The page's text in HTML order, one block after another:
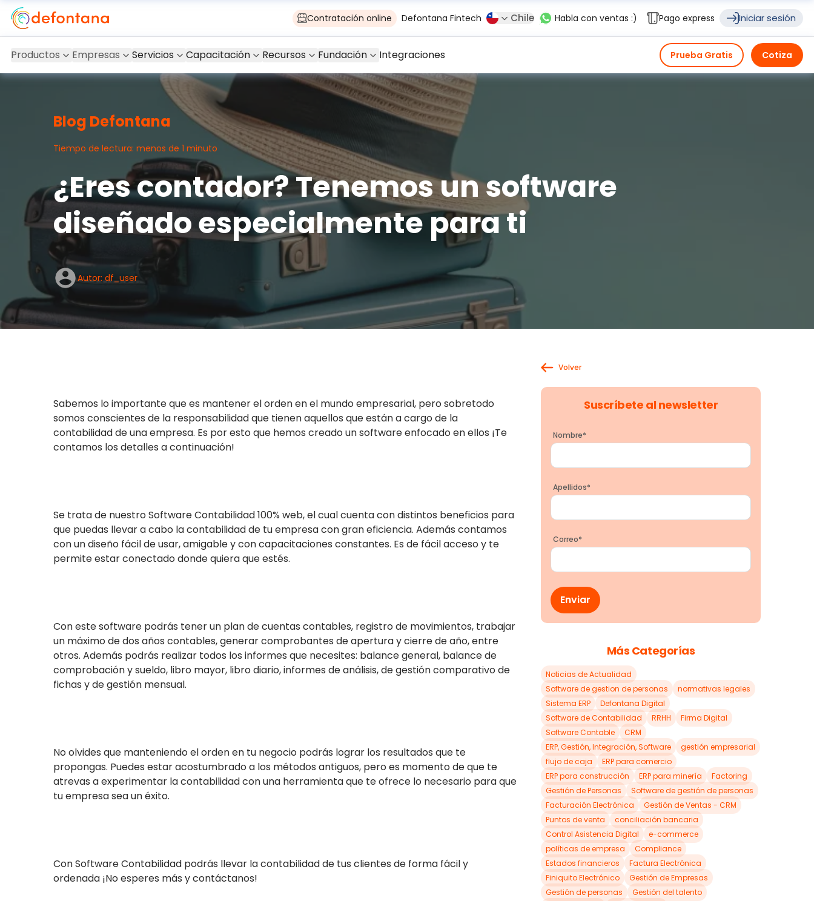
Contratación online Defontana Fintech Chile Habla con ventas :) Pago express Iniciar sesión
Prueba Gratis Cotiza
Productos Empresas Servicios Capacitación Recursos Fundación Integraciones
Blog Defontana
Tiempo de lectura: menos de 1 minuto
¿Eres contador? Tenemos un software
diseñado especialmente para ti
Autor: df_user
Sabemos lo importante que es mantener el orden en el mundo empresarial, pero sobretodo
somos conscientes de la responsabilidad que tienen aquellos que están a cargo de la
contabilidad de una empresa. Es por esto que hemos creado un software enfocado en ellos ¡Te
contamos los detalles a continuación!
Se trata de nuestro Software Contabilidad 100% web, el cual cuenta con distintos beneficios para
que puedas llevar a cabo la contabilidad de tu empresa con gran eficiencia. Además contamos
con un diseño fácil de usar, amigable y con capacitaciones constantes. Es de fácil acceso y te
permite estar conectado donde quiera que estés.
Con este software podrás tener un plan de cuentas contables, registro de movimientos, trabajar
un máximo de dos años contables, generar comprobantes de apertura y cierre de año, entre
otros. Además podrás realizar todos los informes que necesites: balance general, balance de
comprobación y sueldo, libro mayor, libro diario, informes de análisis, de gestión comparativo de
fichas y de gestión mensual.
No olvides que manteniendo el orden en tu negocio podrás lograr los resultados que te
propongas. Puedes estar acostumbrado a los métodos antiguos, pero es momento de que te
atrevas a experimentar la contabilidad con una herramienta que te ofrece lo necesario para que
tu empresa sea un éxito.
Con Software Contabilidad podrás llevar la contabilidad de tus clientes de forma fácil y
ordenada ¡No esperes más y contáctanos!
Volver
Suscríbete al newsletter
Nombre*
Apellidos*
Correo*
Más Categorías
Noticias de Actualidad
Software de gestion de personas
normativas legales
Sistema ERP
Defontana Digital
Software de Contabilidad
RRHH
Firma Digital
Software Contable
CRM
ERP, Gestión, Integración, Software
gestión empresarial
flujo de caja
ERP para comercio
ERP para construcción
ERP para minería
Factoring
Gestión de Personas
Software de gestión de personas
Facturación Electrónica
Gestión de Ventas - CRM
Puntos de venta
conciliación bancaria
Control Asistencia Digital
e-commerce
políticas de empresa
Compliance
Estados financieros
Factura Electrónica
Finiquito Electrónico
Gestión de Empresas
Gestión de personas
Gestión del talento